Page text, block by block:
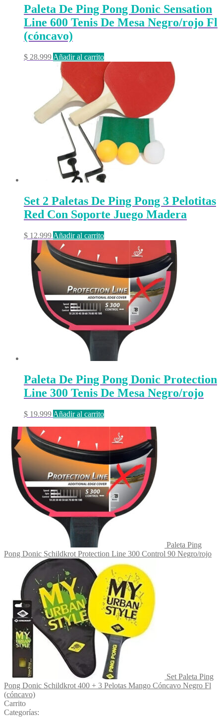
Paleta De Ping Pong Donic Sensation
Line 600 Tenis De Mesa Negro/rojo Fl
(cóncavo)
$ 28.999 Añadir al carrito
Set 2 Paletas De Ping Pong 3 Pelotitas
Red Con Soporte Juego Madera
$ 12.999 Añadir al carrito
Paleta De Ping Pong Donic Protection
Line 300 Tenis De Mesa Negro/rojo
$ 19.999 Añadir al carrito
Paleta Ping
Pong Donic Schildkrot Protection Line 300 Control 90 Negro/rojo
Set Paleta Ping
Pong Donic Schildkrot 400 + 3 Pelotas Mango Cóncavo Negro Fl
(cóncavo)
Carrito
Categorías: